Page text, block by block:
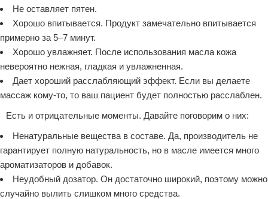
Не оставляет пятен.
Хорошо впитывается. Продукт замечательно впитывается
примерно за 5–7 минут.
Хорошо увлажняет. После использования масла кожа
невероятно нежная, гладкая и увлажненная.
Дает хороший расслабляющий эффект. Если вы делаете
массаж кому-то, то ваш пациент будет полностью расслаблен.
Есть и отрицательные моменты. Давайте поговорим о них:
Ненатуральные вещества в составе. Да, производитель не
гарантирует полную натуральность, но в масле имеется много
ароматизаторов и добавок.
Неудобный дозатор. Он достаточно широкий, поэтому можно
случайно вылить слишком много средства.